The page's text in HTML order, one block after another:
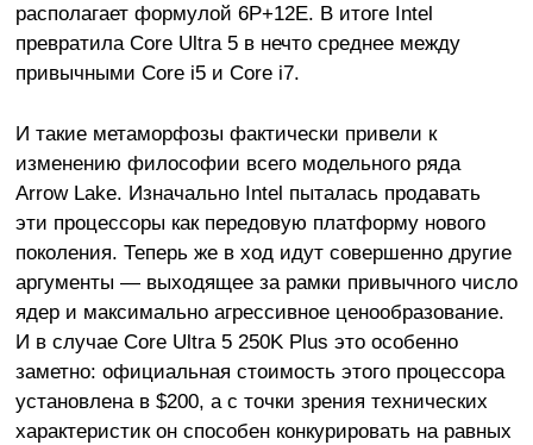
располагает формулой 6P+12E. В итоге Intel
превратила Core Ultra 5 в нечто среднее между
привычными Core i5 и Core i7.
И такие метаморфозы фактически привели к
изменению философии всего модельного ряда
Arrow Lake. Изначально Intel пыталась продавать
эти процессоры как передовую платформу нового
поколения. Теперь же в ход идут совершенно другие
аргументы — выходящее за рамки привычного число
ядер и максимально агрессивное ценообразование.
И в случае Core Ultra 5 250K Plus это особенно
заметно: официальная стоимость этого процессора
установлена в $200, а с точки зрения технических
характеристик он способен конкурировать на равных